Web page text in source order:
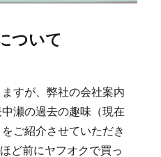
ついて
すが、弊社の会社案内
瀬の過去の趣味（現在
ご紹介させていただき
ど前にヤフオクで買っ